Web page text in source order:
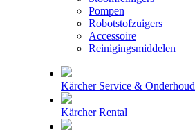
Pompen
Robotstofzuigers
Accessoire
Reinigingsmiddelen
Kärcher Service & Onderhoud
Kärcher Rental